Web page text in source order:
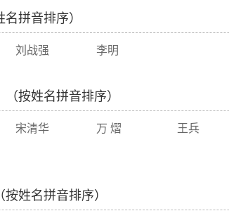
名拼音排序）
刘战强 李明
（按姓名拼音排序）
宋清华 万 熠
王兵
按姓名拼音排序）